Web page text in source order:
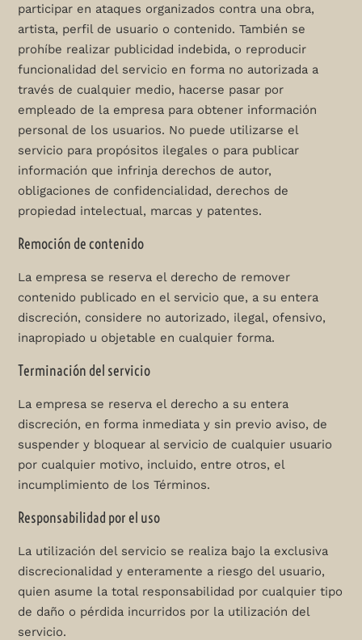
participar en ataques organizados contra una obra,
artista, perfil de usuario o contenido. También se
prohíbe realizar publicidad indebida, o reproducir
funcionalidad del servicio en forma no autorizada a
través de cualquier medio, hacerse pasar por
empleado de la empresa para obtener información
personal de los usuarios. No puede utilizarse el
servicio para propósitos ilegales o para publicar
información que infrinja derechos de autor,
obligaciones de confidencialidad, derechos de
propiedad intelectual, marcas y patentes.
Remoción de contenido
La empresa se reserva el derecho de remover
contenido publicado en el servicio que, a su entera
discreción, considere no autorizado, ilegal, ofensivo,
inapropiado u objetable en cualquier forma.
Terminación del servicio
La empresa se reserva el derecho a su entera
discreción, en forma inmediata y sin previo aviso, de
suspender y bloquear al servicio de cualquier usuario
por cualquier motivo, incluido, entre otros, el
incumplimiento de los Términos.
Responsabilidad por el uso
La utilización del servicio se realiza bajo la exclusiva
discrecionalidad y enteramente a riesgo del usuario,
quien asume la total responsabilidad por cualquier tipo
de daño o pérdida incurridos por la utilización del
servicio.